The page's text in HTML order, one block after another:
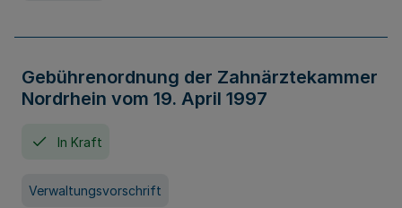
Gebührenordnung der Zahnärztekammer
Nordrhein vom 19. April 1997
In Kraft
Verwaltungsvorschrift